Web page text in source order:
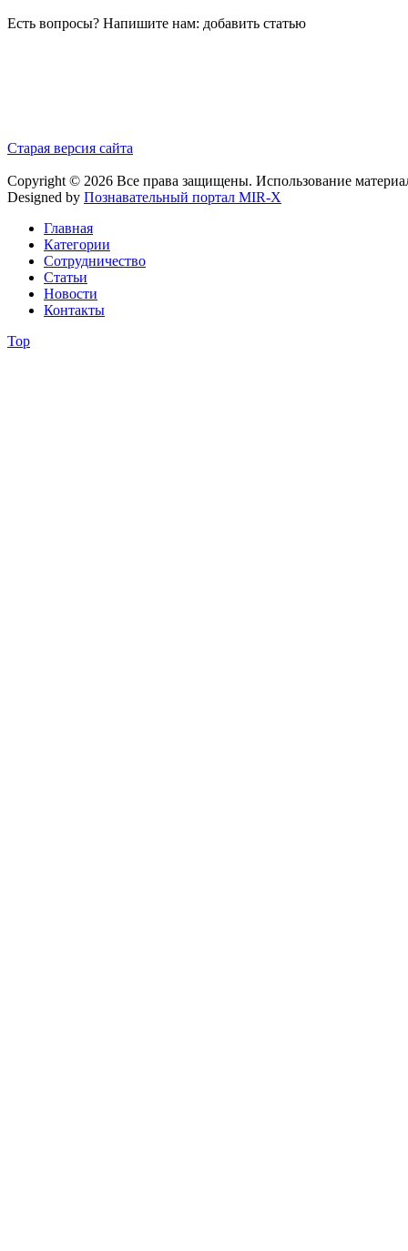
Есть вопросы? Напишите нам: добавить статью
Старая версия сайта
Copyright © 2026 Все права защищены. Использование
Designed by Познавательный портал MIR-X
Главная
Категории
Сотрудничество
Статьи
Новости
Контакты
Top